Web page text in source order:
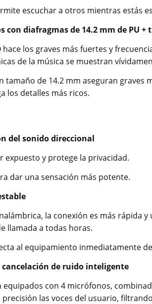
escuchar a otros mientras estás
con diafragmas de 14.2 mm de PU
hace los graves más fuertes y
de la música se muestran
tamaño de 14.2 mm aseguran
los detalles más ricos.
del sonido direccional
expuesto y protege la privacidad.
dar una sensación más potente.
la conexión es más rápida
llamada a todas horas.
al equipamiento inmediatamente
de ruido inteligente
equipados con 4 micrófonos,
las voces del usuario,